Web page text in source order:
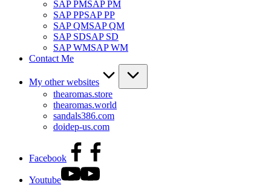
SAP PMSAP PM
SAP PPSAP PP
SAP QMSAP QM
SAP SDSAP SD
SAP WMSAP WM
Contact Me
My other websites
thearomas.store
thearomas.world
sandals386.com
doidep-us.com
Facebook
Youtube